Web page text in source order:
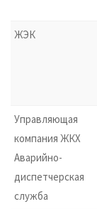
ЖЭК
Управляющая
компания ЖКХ
Аварийно-
диспетчерская
служба